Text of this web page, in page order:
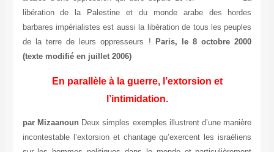
libération de la Palestine et du monde arabe des hordes
barbares impérialistes est aussi la libération de tous les peuples
de la terre de leurs oppresseurs !
Paris, le 8 octobre 2000
(texte modifié en juillet 2006)
En parallèle à la guerre, l’extorsion et
l’intimidation.
par Mizaanoun Deux simples exemples illustrent d’une manière
incontestable l’extorsion et chantage qu’exercent les israéliens